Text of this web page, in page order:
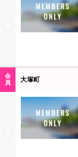
会
員
大塚町